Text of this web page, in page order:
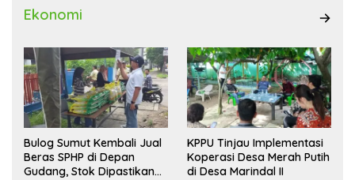
Ekonomi
Bulog Sumut Kembali Jual
Beras SPHP di Depan
Gudang, Stok Dipastikan
KPPU Tinjau Implementasi
Koperasi Desa Merah Putih
di Desa Marindal II